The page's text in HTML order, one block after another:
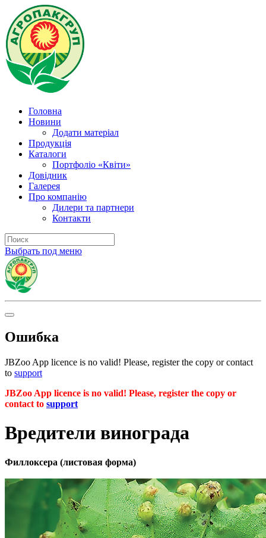
Головна
Новини
Додати матеріал
Продукція
Каталоги
Портфоліо «Квіти»
Довідник
Галерея
Про компанію
Дилери та партнери
Контакти
Выбрать под меню
Ошибка
JBZoo App licence is no valid! Please, register the copy or contact
to support
JBZoo App licence is no valid! Please, register the copy or
contact to support
Вредители винограда
Филлоксера (листовая форма)